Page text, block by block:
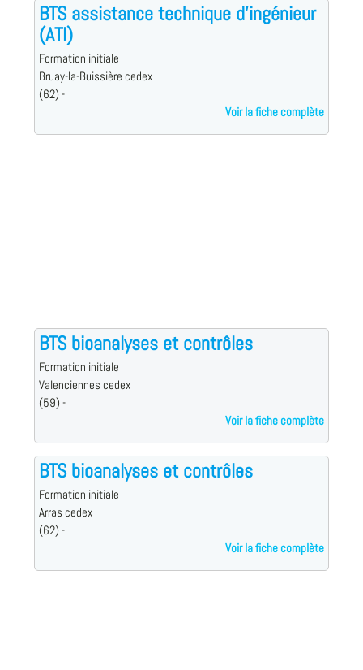
BTS assistance technique d'ingénieur
(ATI)
Formation initiale
Bruay-la-Buissière cedex
(62) -
Voir la fiche complète
BTS bioanalyses et contrôles
Formation initiale
Valenciennes cedex
(59) -
Voir la fiche complète
BTS bioanalyses et contrôles
Formation initiale
Arras cedex
(62) -
Voir la fiche complète